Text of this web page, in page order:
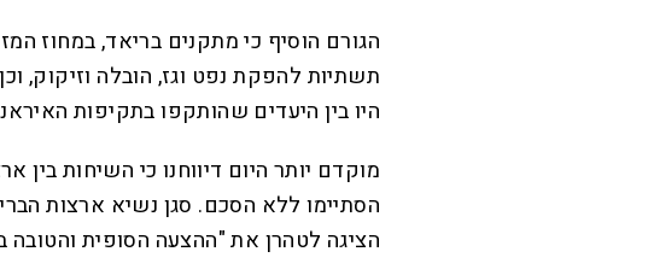
הגורם הוסיף כי מתקנים בריאד, במחוז
תשתיות להפקת נפט וגז, הובלה וזיקוק,
היו בין היעדים שהותקפו בתקיפות
מוקדם יותר היום דיווחנו כי השיחות
הסתיימו ללא הסכם. סגן נשיא ארצות
הציגה לטהרן את "ההצעה הסופית